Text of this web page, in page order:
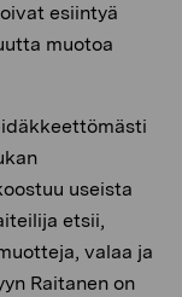
esiintyä
muotoa
useista
etsii,
valaa ja
Raitanen on